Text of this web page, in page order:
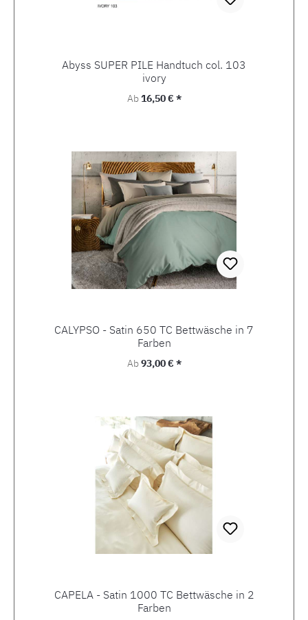
Abyss SUPER PILE Handtuch col. 103
ivory
Regulärer Preis:
Ab16,50 € *
CALYPSO - Satin 650 TC Bettwäsche in 7
Farben
Regulärer Preis:
Ab93,00 € *
CAPELA - Satin 1000 TC Bettwäsche in 2
Farben